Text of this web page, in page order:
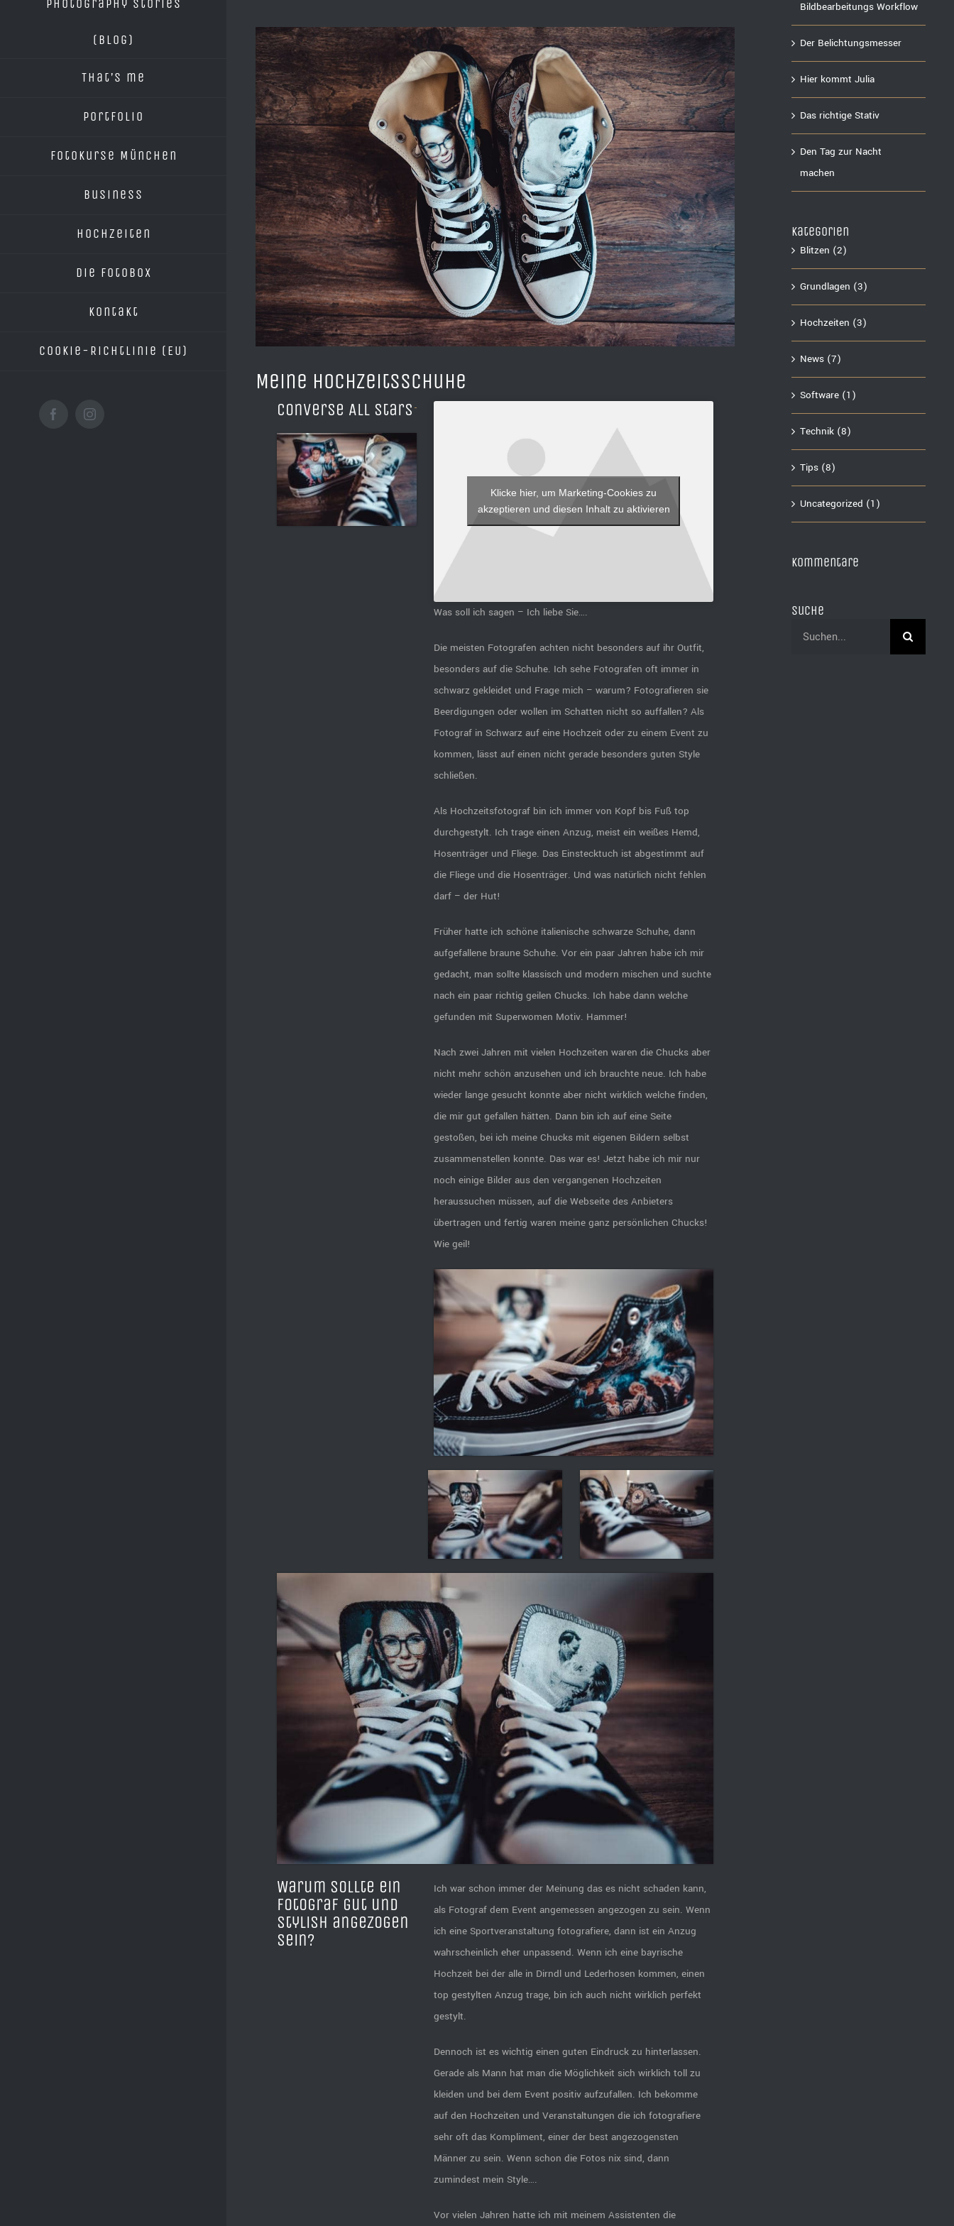
Photography Stories
(blog)
That’s me
Portfolio
Fotokurse München
Business
Hochzeiten
Die Fotobox
Kontakt
Cookie-Richtlinie (EU)
FacebookInstagram
Zeige
grösseres
Bild
Meine Hochzeitsschuhe
Converse All Stars
Klicke hier, um Marketing-Cookies zu
akzeptieren und diesen Inhalt zu aktivieren
Was soll ich sagen – Ich liebe Sie….
Die meisten Fotografen achten nicht besonders auf ihr Outfit,
besonders auf die Schuhe. Ich sehe Fotografen oft immer in
schwarz gekleidet und Frage mich – warum? Fotografieren sie
Beerdigungen oder wollen im Schatten nicht so auffallen? Als
Fotograf in Schwarz auf eine Hochzeit oder zu einem Event zu
kommen, lässt auf einen nicht gerade besonders guten Style
schließen.
Als Hochzeitsfotograf bin ich immer von Kopf bis Fuß top
durchgestylt. Ich trage einen Anzug, meist ein weißes Hemd,
Hosenträger und Fliege. Das Einstecktuch ist abgestimmt auf
die Fliege und die Hosenträger. Und was natürlich nicht fehlen
darf – der Hut!
Früher hatte ich schöne italienische schwarze Schuhe, dann
aufgefallene braune Schuhe. Vor ein paar Jahren habe ich mir
gedacht, man sollte klassisch und modern mischen und suchte
nach ein paar richtig geilen Chucks. Ich habe dann welche
gefunden mit Superwomen Motiv. Hammer!
Nach zwei Jahren mit vielen Hochzeiten waren die Chucks aber
nicht mehr schön anzusehen und ich brauchte neue. Ich habe
wieder lange gesucht konnte aber nicht wirklich welche finden,
die mir gut gefallen hätten. Dann bin ich auf eine Seite
gestoßen, bei ich meine Chucks mit eigenen Bildern selbst
zusammenstellen konnte. Das war es! Jetzt habe ich mir nur
noch einige Bilder aus den vergangenen Hochzeiten
heraussuchen müssen, auf die Webseite des Anbieters
übertragen und fertig waren meine ganz persönlichen Chucks!
Wie geil!
Warum sollte ein
Fotograf gut und
stylish angezogen
sein?
Ich war schon immer der Meinung das es nicht schaden kann,
als Fotograf dem Event angemessen angezogen zu sein. Wenn
ich eine Sportveranstaltung fotografiere, dann ist ein Anzug
wahrscheinlich eher unpassend. Wenn ich eine bayrische
Hochzeit bei der alle in Dirndl und Lederhosen kommen, einen
top gestylten Anzug trage, bin ich auch nicht wirklich perfekt
gestylt.
Dennoch ist es wichtig einen guten Eindruck zu hinterlassen.
Gerade als Mann hat man die Möglichkeit sich wirklich toll zu
kleiden und bei dem Event positiv aufzufallen. Ich bekomme
auf den Hochzeiten und Veranstaltungen die ich fotografiere
sehr oft das Kompliment, einer der best angezogensten
Männer zu sein. Wenn schon die Fotos nix sind, dann
zumindest mein Style….
Vor vielen Jahren hatte ich mit meinem Assistenten die
Bildbearbeitungs Workflow
Der Belichtungsmesser
Hier kommt Julia
Das richtige Stativ
Den Tag zur Nacht
machen
Kategorien
Blitzen (2)
Grundlagen (3)
Hochzeiten (3)
News (7)
Software (1)
Technik (8)
Tips (8)
Uncategorized (1)
Kommentare
Suche